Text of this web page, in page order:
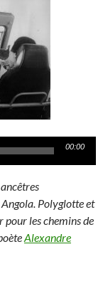
00:00
Angola. Polyglotte et
pour les chemins de
Alexandre